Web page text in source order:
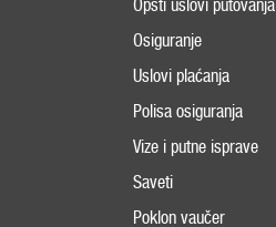
Opšti uslovi putovanja
Osiguranje
Uslovi plaćanja
Polisa osiguranja
Vize i putne isprave
Saveti
Poklon vaučer